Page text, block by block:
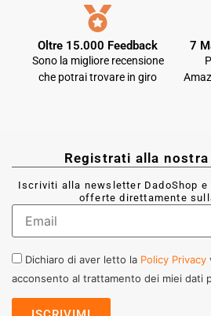
Oltre 15.000 Feedback
Sono la migliore recensione
che potrai trovare in giro
7
Registrati alla
Iscriviti alla newsletter DadoShop
offerte direttamente
Dichiaro di aver letto la Policy Privacy
acconsento al trattamento dei miei dati